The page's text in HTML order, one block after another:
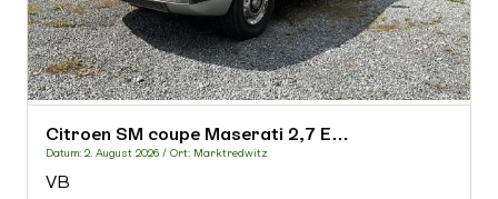
Kilometerstand in km
-
-
Citroen SM coupe Maserati 2,7 E…
Datum: 2. August 2026 / Ort: Marktredwitz
VB